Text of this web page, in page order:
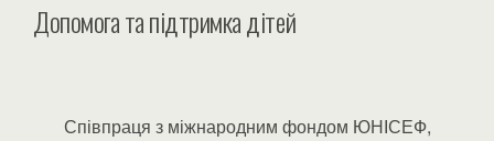
Допомога та підтримка дітей
Співпраця з міжнародним фондом ЮНІСЕФ,